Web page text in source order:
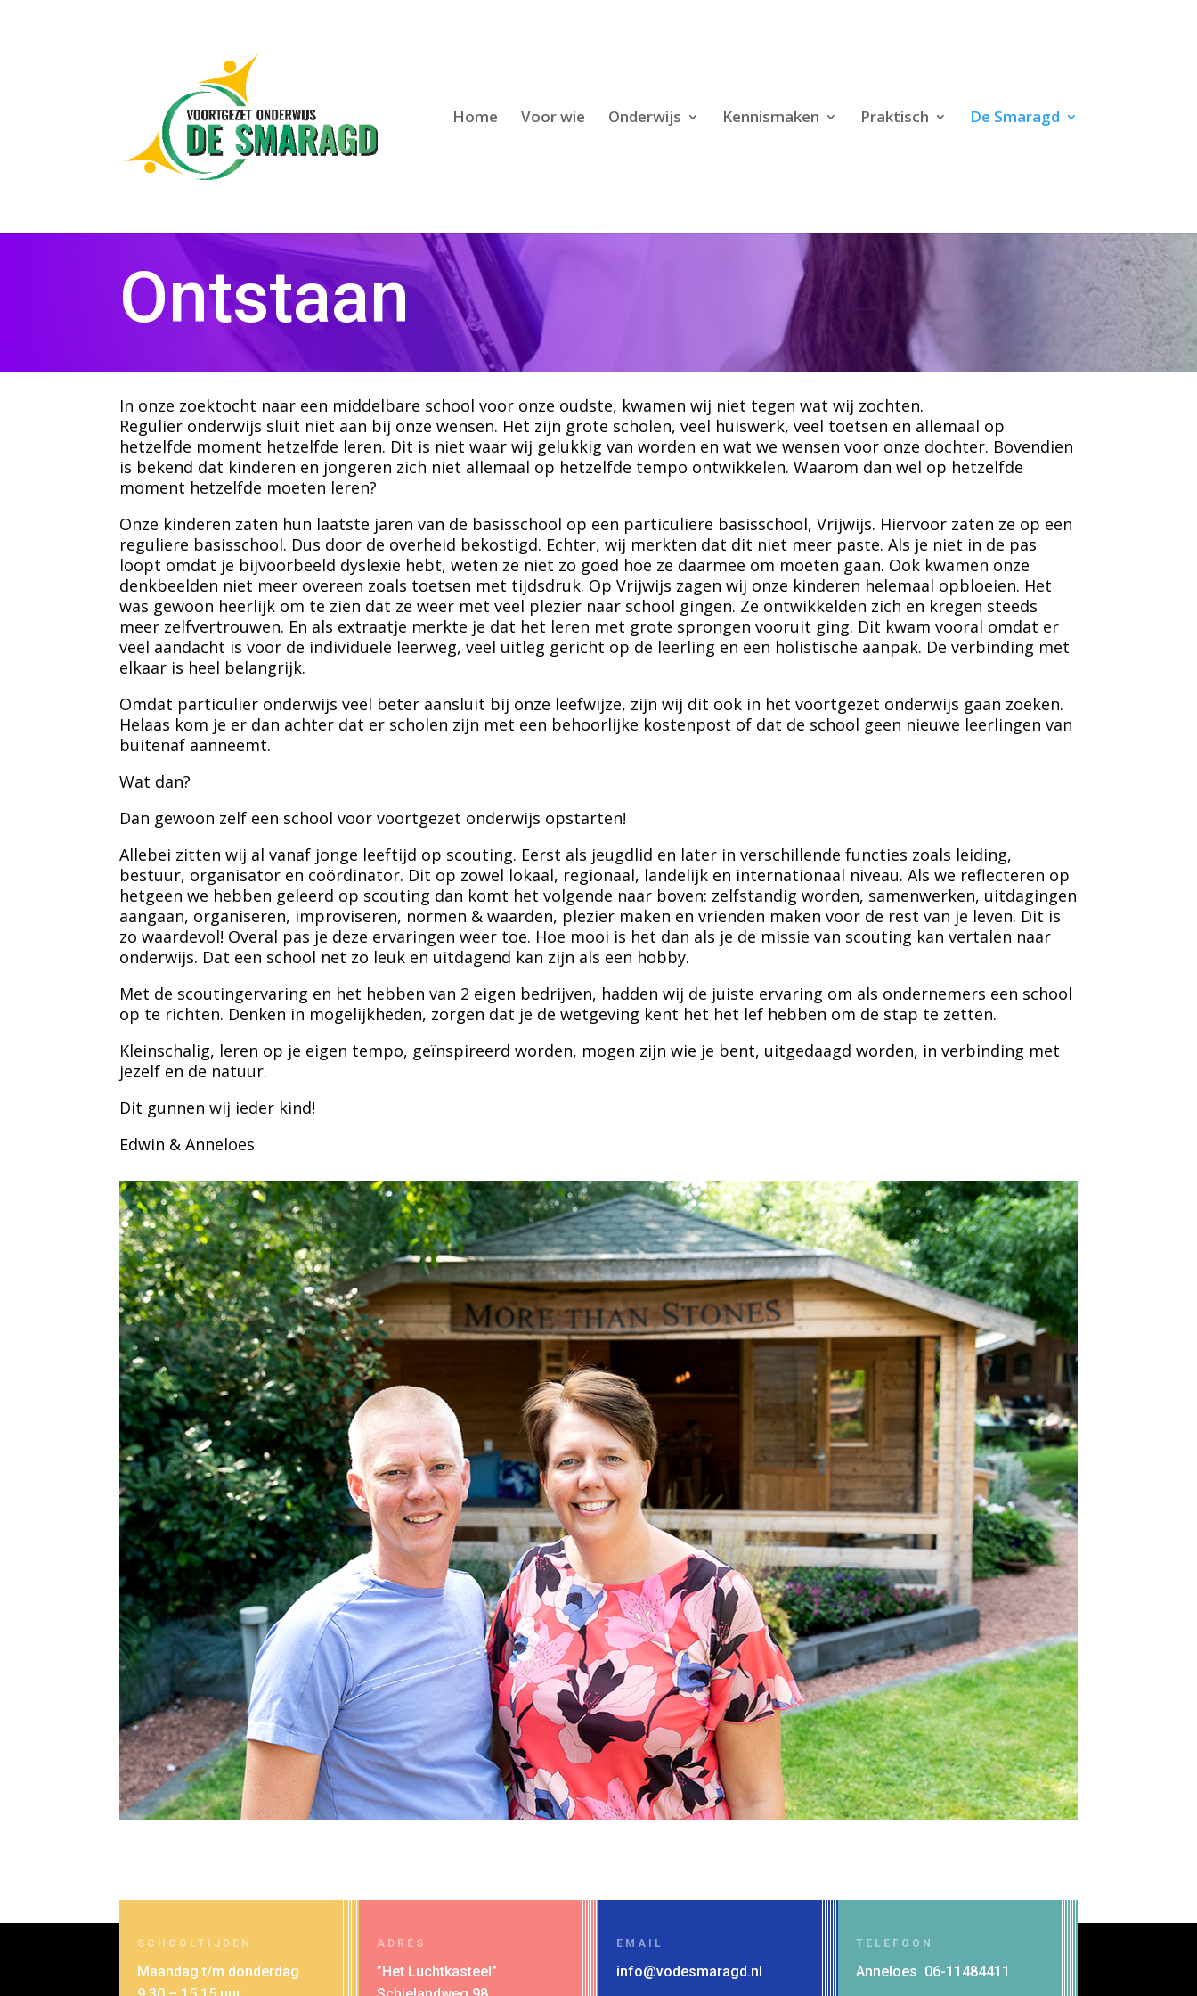
Home Voor wie Onderwijs Kennismaken Praktisch De Smaragd
Ontstaan
In onze zoektocht naar een middelbare school voor onze oudste, kwamen wij niet tegen wat wij zochten.
Regulier onderwijs sluit niet aan bij onze wensen. Het zijn grote scholen, veel huiswerk, veel toetsen en allemaal op
hetzelfde moment hetzelfde leren. Dit is niet waar wij gelukkig van worden en wat we wensen voor onze dochter. Bovendien
is bekend dat kinderen en jongeren zich niet allemaal op hetzelfde tempo ontwikkelen. Waarom dan wel op hetzelfde
moment hetzelfde moeten leren?
Onze kinderen zaten hun laatste jaren van de basisschool op een particuliere basisschool, Vrijwijs. Hiervoor zaten ze op een
reguliere basisschool. Dus door de overheid bekostigd. Echter, wij merkten dat dit niet meer paste. Als je niet in de pas
loopt omdat je bijvoorbeeld dyslexie hebt, weten ze niet zo goed hoe ze daarmee om moeten gaan. Ook kwamen onze
denkbeelden niet meer overeen zoals toetsen met tijdsdruk. Op Vrijwijs zagen wij onze kinderen helemaal opbloeien. Het
was gewoon heerlijk om te zien dat ze weer met veel plezier naar school gingen. Ze ontwikkelden zich en kregen steeds
meer zelfvertrouwen. En als extraatje merkte je dat het leren met grote sprongen vooruit ging. Dit kwam vooral omdat er
veel aandacht is voor de individuele leerweg, veel uitleg gericht op de leerling en een holistische aanpak. De verbinding met
elkaar is heel belangrijk.
Omdat particulier onderwijs veel beter aansluit bij onze leefwijze, zijn wij dit ook in het voortgezet onderwijs gaan zoeken.
Helaas kom je er dan achter dat er scholen zijn met een behoorlijke kostenpost of dat de school geen nieuwe leerlingen van
buitenaf aanneemt.
Wat dan?
Dan gewoon zelf een school voor voortgezet onderwijs opstarten!
Allebei zitten wij al vanaf jonge leeftijd op scouting. Eerst als jeugdlid en later in verschillende functies zoals leiding,
bestuur, organisator en coördinator. Dit op zowel lokaal, regionaal, landelijk en internationaal niveau. Als we reflecteren op
hetgeen we hebben geleerd op scouting dan komt het volgende naar boven: zelfstandig worden, samenwerken, uitdagingen
aangaan, organiseren, improviseren, normen & waarden, plezier maken en vrienden maken voor de rest van je leven. Dit is
zo waardevol! Overal pas je deze ervaringen weer toe. Hoe mooi is het dan als je de missie van scouting kan vertalen naar
onderwijs. Dat een school net zo leuk en uitdagend kan zijn als een hobby.
Met de scoutingervaring en het hebben van 2 eigen bedrijven, hadden wij de juiste ervaring om als ondernemers een school
op te richten. Denken in mogelijkheden, zorgen dat je de wetgeving kent het het lef hebben om de stap te zetten.
Kleinschalig, leren op je eigen tempo, geïnspireerd worden, mogen zijn wie je bent, uitgedaagd worden, in verbinding met
jezelf en de natuur.
Dit gunnen wij ieder kind!
Edwin & Anneloes
SCHOOLTIJDEN
Maandag t/m donderdag
ADRES
”Het Luchtkasteel”
EMAIL
info@vodesmaragd.nl
TELEFOON
Anneloes 06-11484411